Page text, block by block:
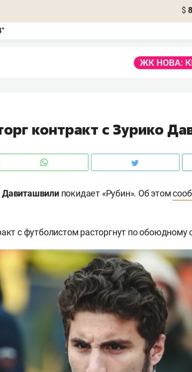
$
контракт с Зурико
Давиташвили покидает «Рубин». Об этом
с футболистом расторгнут по обоюдному